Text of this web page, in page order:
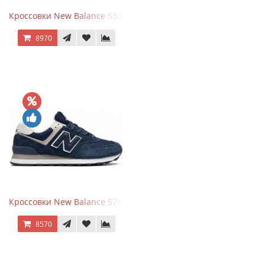
Кроссовки New Balance 530 White Silver Navy
8970
Кроссовки New Balance 574 Navy Blue White
8570